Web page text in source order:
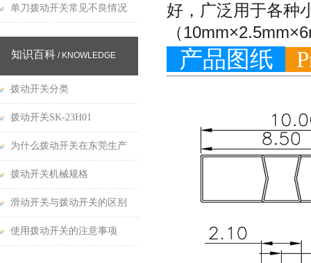
好，广泛用于各种
（
产品图纸
单刀拨动开关常见不良情况
知识百科 / KNOWLEDGE
拨动开关分类
拨动开关SK-23H01
为什么拨动开关在东莞生产
拨动开关机械规格
滑动开关与拨动开关的区别
使用拨动开关的注意事项